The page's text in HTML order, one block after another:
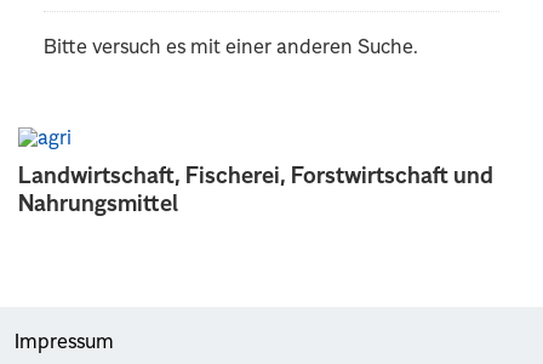
Landwirtschaft, Fischerei, Forstwirtschaft und
Nahrungsmittel
Bitte versuch es mit einer anderen Suche.
Impressum